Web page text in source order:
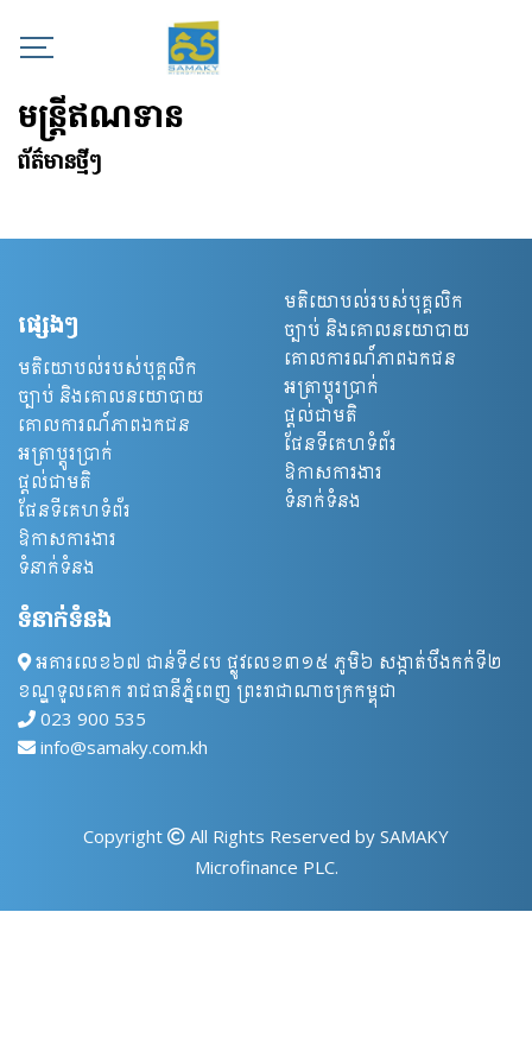
មន្រ្តីឥណទាន
ព័ត៌មានថ្មីៗ
ផ្សេងៗ
មតិយោបល់របស់បុគ្គលិក
ច្បាប់ និងគោលនយោបាយ
គោលការណ៍​ភាព​ឯកជន
អត្រាប្ដូរប្រាក់
ផ្ដល់ជាមតិ
ផែនទីគេហទំព័រ
ឱកាសការងារ
ទំនាក់ទំនង
មតិយោបល់របស់បុគ្គលិក
ច្បាប់ និងគោលនយោបាយ
គោលការណ៍​ភាព​ឯកជន
អត្រាប្ដូរប្រាក់
ផ្ដល់ជាមតិ
ផែនទីគេហទំព័រ
ឱកាសការងារ
ទំនាក់ទំនង
ទំនាក់ទំនង
អគារលេខ៦៧ ជាន់ទី៩បេ ផ្លូវលេខ៣១៥ ភូមិ៦ សង្កាត់បឹងកក់ទី២
ខណ្ឌទួលគោក រាជធានីភ្នំពេញ ព្រះរាជាណាចក្រកម្ពុជា
023 900 535
info@samaky.com.kh
Copyright
All Rights Reserved by SAMAKY
Microfinance PLC.